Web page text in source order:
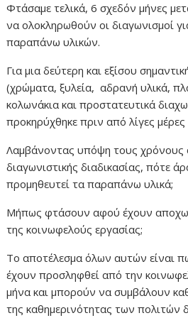
Φτάσαμε τελικά, 6 σχεδόν μήνες
να ολοκληρωθούν οι διαγωνισμοί
παραπάνω υλικών.
Για μια δεύτερη και εξίσου
(χρώματα, ξυλεία, αδρανή υλικά,
κολωνάκια και προστατευτικά
προκηρύχθηκε πριν από λίγες
Λαμβάνοντας υπόψη τους χρόνους
διαγωνιστικής διαδικασίας, πότε
προμηθευτεί τα παραπάνω υλικά;
Μήπως φτάσουν αφού έχουν
της κοινωφελούς εργασίας;
Το αποτέλεσμα όλων αυτών είναι
έχουν προσληφθεί από την
μήνα και μπορούν να συμβάλουν
της καθημερινότητας των πολιτών